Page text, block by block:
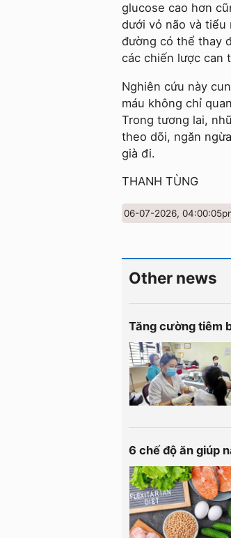
glucose cao hơn
dưới vỏ não và tiểu
đường có thể thay
các chiến lược can
Nghiên cứu này
máu không chỉ
Trong tương lai,
theo dõi, ngăn
già đi.
THANH TÙNG
06-07-2026,
Other news
Tăng cường tiêm
6 chế độ ăn giúp